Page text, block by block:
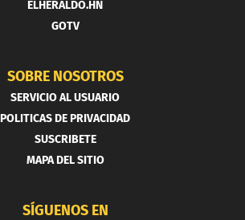
ELHERALDO.HN
GOTV
SOBRE NOSOTROS
SERVICIO AL USUARIO
POLITICAS DE PRIVACIDAD
SUSCRIBETE
MAPA DEL SITIO
SÍGUENOS EN